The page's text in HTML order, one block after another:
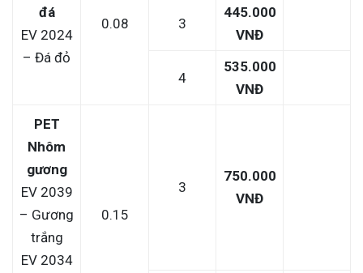
đá
EV 2024
– Đá đỏ
0.08 3
445.000
VNĐ
4
535.000
VNĐ
PET
Nhôm
gương
EV 2039
– Gương
trắng
EV 2034
0.15
3
750.000
VNĐ